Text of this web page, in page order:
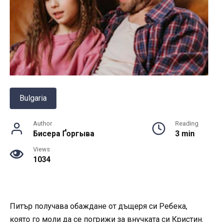
Bulgaria
Author
Бисера Ґоргыва
Reading
3 min
Views
1034
Питър получава обаждане от дъщеря си Ребека,
която го моли да се погрижи за внучката си Кристин.